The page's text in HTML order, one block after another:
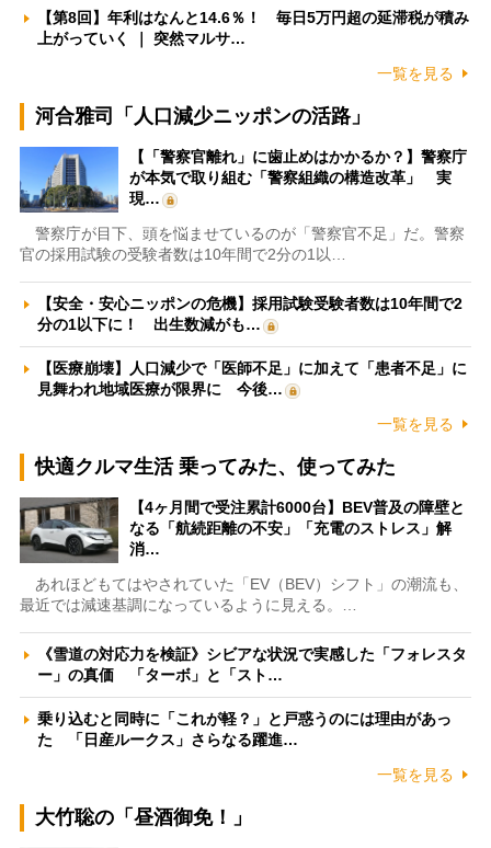
【第8回】年利はなんと14.6％！ 毎日5万円超の延滞税が積み
上がっていく ｜ 突然マルサ…
一覧を見る
河合雅司「人口減少ニッポンの活路」
【「警察官離れ」に歯止めはかかるか？】警察庁
が本気で取り組む「警察組織の構造改革」 実
現…
警察庁が目下、頭を悩ませているのが「警察官不足」だ。警察
官の採用試験の受験者数は10年間で2分の1以…
【安全・安心ニッポンの危機】採用試験受験者数は10年間で2
分の1以下に！ 出生数減がも…
【医療崩壊】人口減少で「医師不足」に加えて「患者不足」に
見舞われ地域医療が限界に 今後…
一覧を見る
快適クルマ生活 乗ってみた、使ってみた
【4ヶ月間で受注累計6000台】BEV普及の障壁と
なる「航続距離の不安」「充電のストレス」解
消…
あれほどもてはやされていた「EV（BEV）シフト」の潮流も、
最近では減速基調になっているように見える。…
《雪道の対応力を検証》シビアな状況で実感した「フォレスタ
ー」の真価 「ターボ」と「スト…
乗り込むと同時に「これが軽？」と戸惑うのには理由があっ
た 「日産ルークス」さらなる躍進…
一覧を見る
大竹聡の「昼酒御免！」